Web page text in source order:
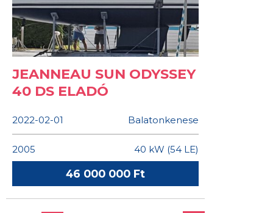
JEANNEAU SUN ODYSSEY
40 DS ELADÓ
2022-02-01 Balatonkenese
2005 40 kW (54 LE)
46 000 000 Ft